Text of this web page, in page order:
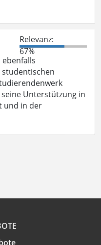
Relevanz:
67%
Unterstützung in
und in der